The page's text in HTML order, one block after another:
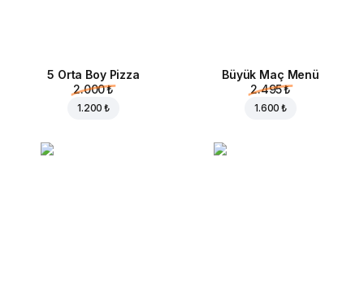
5 Orta Boy Pizza
2.000 ₺
1.200 ₺
Büyük Maç Menü
2.495 ₺
1.600 ₺